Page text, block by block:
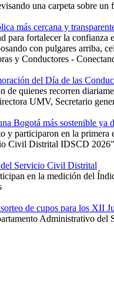
más cercana y
para fortalecer la
del Día de las
de quienes recorren
Bogotá más sostenible ya
y participaron en la
Servicio Civil Distrital
en la medición del
de cupos para los XII
Administrativo